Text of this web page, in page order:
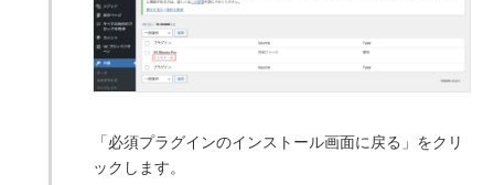
「必須プラグインのインストール画面に戻る」をクリ
ックします。